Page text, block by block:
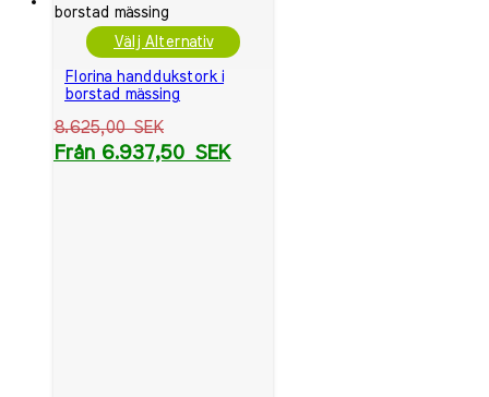
Välj Alternativ
Florina handdukstork i
borstad mässing
8.625,00SEK
Från 6.937,50 SEK